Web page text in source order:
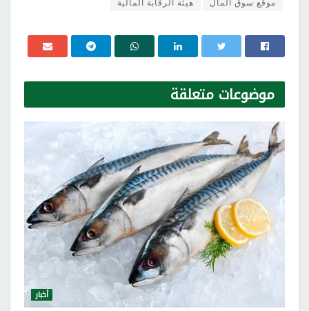
موقع سوق المال هيئة الرقابة المالية
موضوعات متعلقة
أخبار